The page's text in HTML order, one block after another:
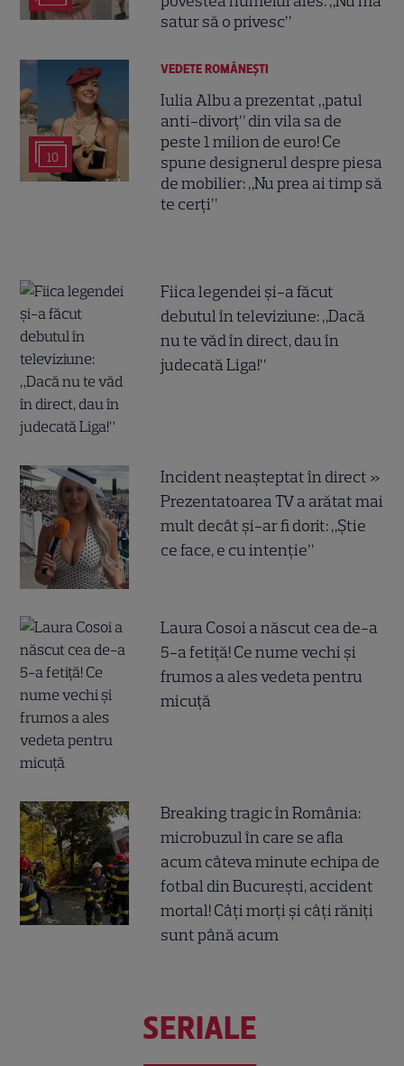
satur să o privesc”
10
VEDETE ROMÂNEŞTI
Iulia Albu a prezentat „patul
anti-divorț” din vila sa de
peste 1 milion de euro! Ce
spune designerul despre piesa
de mobilier: „Nu prea ai timp să
te cerți”
Fiica legendei și-a făcut
debutul în televiziune: „Dacă
nu te văd în direct, dau în
judecată Liga!”
Incident neașteptat în direct »
Prezentatoarea TV a arătat mai
mult decât și-ar fi dorit: „Știe
ce face, e cu intenție”
Laura Cosoi a născut cea de-a
5-a fetiță! Ce nume vechi și
frumos a ales vedeta pentru
micuță
Breaking tragic în România:
microbuzul în care se afla
acum câteva minute echipa de
fotbal din București, accident
mortal! Câți morți și câți răniți
sunt până acum
SERIALE